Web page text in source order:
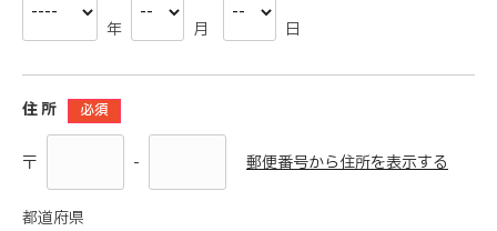
年 月 日
住 所 必須
〒 - 郵便番号から住所を表示する
都道府県